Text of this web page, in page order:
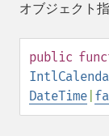
オブジェクト
public
DateTime